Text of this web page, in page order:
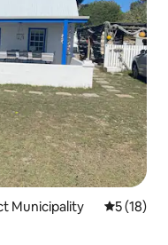
Municipality
5 (18)